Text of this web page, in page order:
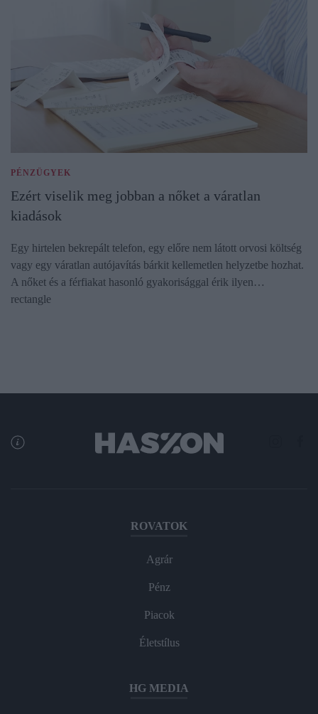
PÉNZÜGYEK
Ezért viselik meg jobban a nőket a váratlan
kiadások
Egy hirtelen bekrepált telefon, egy előre nem látott orvosi költség
vagy egy váratlan autójavítás bárkit kellemetlen helyzetbe hozhat.
A nőket és a férfiakat hasonló gyakorisággal érik ilyen…
rectangle
ROVATOK
Agrár
Pénz
Piacok
Életstílus
HG MEDIA